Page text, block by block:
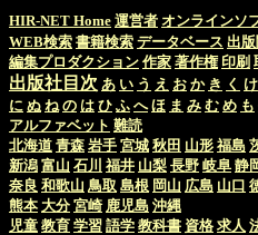
HIR-NET Home 運営者 オンラインソ
WEB検索 書籍検索 データベース 出
編集プロダクション 作家 著作権 印刷
出版社目次 あ い う え お か き く け
に ぬ ね の は ひ ふ へ ほ ま み む め も
アルファベット 難読
北海道 青森 岩手 宮城 秋田 山形 福島
新潟 富山 石川 福井 山梨 長野 岐阜 静
奈良 和歌山 鳥取 島根 岡山 広島 山口
熊本 大分 宮崎 鹿児島 沖縄
児童 教育 学習 語学 教科書 資格 求人